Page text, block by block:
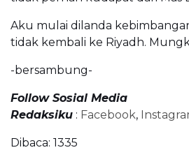
Aku mulai dilanda
tidak kembali ke Riyadh.
-bersambung-
Follow Sosial Media
Redaksiku : Facebook,
Dibaca: 1335